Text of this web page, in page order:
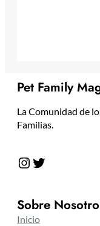
Pet Family
La Comunidad de
Familias.
Instagram Twitter
Sobre
Inicio